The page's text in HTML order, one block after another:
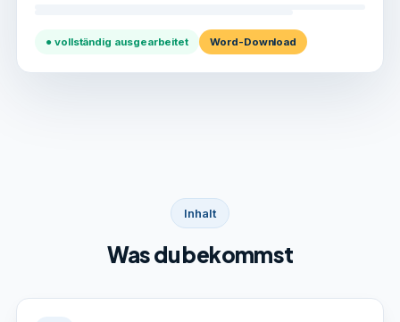
● vollständig ausgearbeitet Word-Download
Inhalt
Was du bekommst